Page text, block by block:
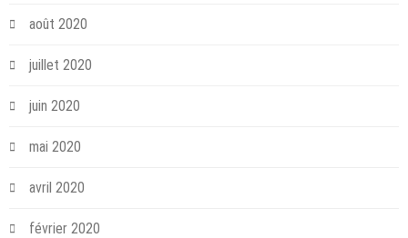
août 2020
juillet 2020
juin 2020
mai 2020
avril 2020
février 2020